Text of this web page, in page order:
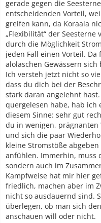
gerade gegen die
entscheidenden Vorteil,
greifen kann, da Koraala
„Flexibilität“ der
durch die Möglichkeit
jeden Fall einen Vorteil.
alolaschen Gewässern
Ich versteh jetzt nicht so
dass du dich bei der
stark daran angelehnt
quergelesen habe, hab ich
diesem Sinne: sehr gut
du in wenigen, prägnanten
und sich die paar
kleine Stromstöße
anfühlen. Immerhin, muss
sondern auch im
Kampfweise hat mir hier
friedlich, machen aber im
nicht so ausdauernd sind.
überlegen, ob man sich
anschauen will oder nicht.